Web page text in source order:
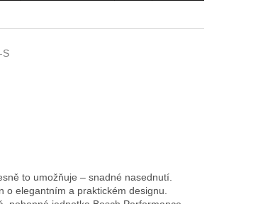
S
to umožňuje – snadné nasednutí.
o elegantním a praktickém designu.